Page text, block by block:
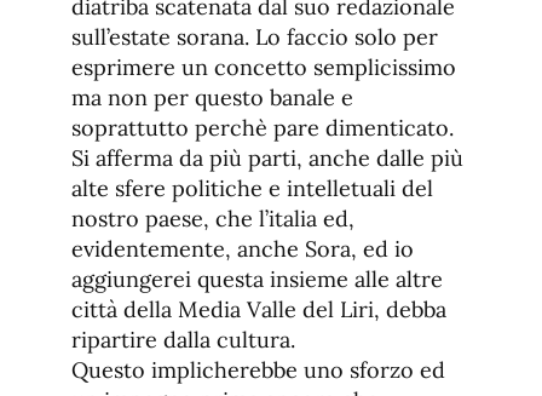
diatriba scatenata dal suo redazionale
sull’estate sorana. Lo faccio solo per
esprimere un concetto semplicissimo
ma non per questo banale e
soprattutto perchè pare dimenticato.
Si afferma da più parti, anche dalle più
alte sfere politiche e intelletuali del
nostro paese, che l’italia ed,
evidentemente, anche Sora, ed io
aggiungerei questa insieme alle altre
città della Media Valle del Liri, debba
ripartire dalla cultura.
Questo implicherebbe uno sforzo ed